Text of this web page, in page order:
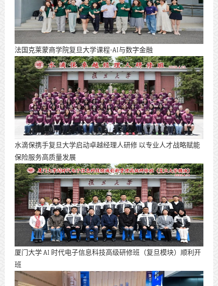
法国克莱蒙商学院复旦大学课程-AI与数字金融
水滴保携手复旦大学启动卓越经理人研修 以专业人才战略赋能
保险服务高质量发展
厦门大学 AI 时代电子信息科技高级研修班（复旦模块）顺利开
班